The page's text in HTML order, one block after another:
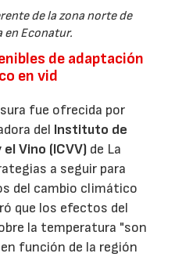
de la zona norte de
en Econatur.
de adaptación
en vid
fue ofrecida por
del Instituto de
Vino (ICVV) de La
a seguir para
del cambio climático
que los efectos del
la temperatura "son
función de la región